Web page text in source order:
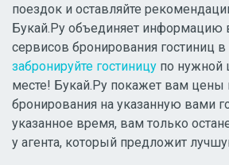
поездок и оставляйте
Букай.Ру объединяет информацию
сервисов бронирования гостиниц
забронируйте гостиницу по нужной
месте! Букай.Ру покажет вам цены
бронирования на указанную вами
указанное время, вам только
у агента, который предложит